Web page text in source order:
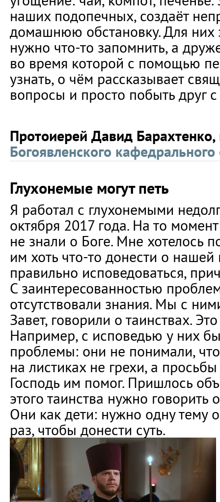
наших подопечных, создаёт
домашнюю обстановку. Для них
нужно что-то запомнить, а
во время которой с помощью
узнать, о чём рассказывает
вопросы и просто побыть друг
Протоиерей Давид Барахтенко,
Богоявленского кафедрального
Глухонемые могут петь
Я работал с глухонемыми
октября 2017 года. На то
не знали о Боге. Мне хотелось
им хоть что-то донести о нашей
правильно исповедоваться,
С заинтересованностью
отсутствовали знания. Мы с
Завет, говорили о таинствах.
Например, с исповедью у них
проблемы: они не понимали,
на листиках не грехи, а
Господь им помог. Пришлось
этого таинства нужно говорить
Они как дети: нужно одну тему
раз, чтобы донести суть.